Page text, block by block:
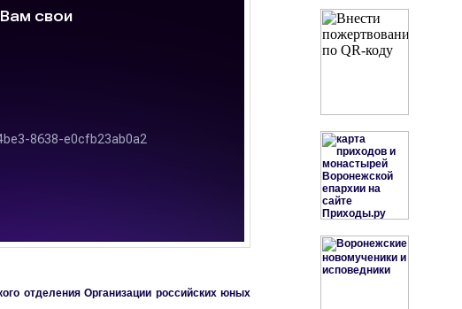
отделения Организации российских юных